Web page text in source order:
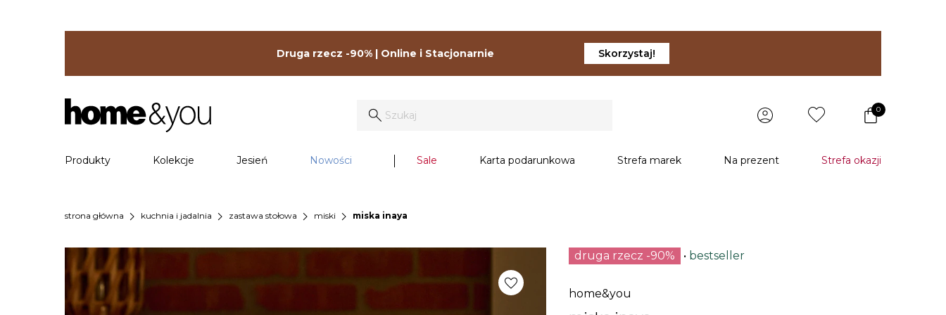
Druga rzecz -90% | Online i Stacjonarnie Skorzystaj!
0
Produkty Kolekcje Jesień Nowości Sale Karta podarunkowa Strefa marek Na prezent Strefa okazji
strona główna chevron_right kuchnia i jadalnia chevron_right zastawa stołowa chevron_right miski chevron_right miska inaya
druga rzecz -90% bestseller
home&you
favorite